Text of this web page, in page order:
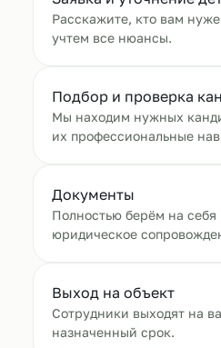
Расскажите, кто вам
учтем все нюансы.
Подбор и проверка
Мы находим нужных
их профессиональные
Документы
Полностью берём на себя
юридическое
Выход на объект
Сотрудники выходят на
назначенный срок.